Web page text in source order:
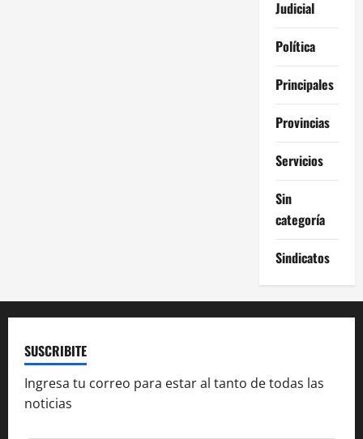
Judicial
Política
Principales
Provincias
Servicios
Sin
categoría
Sindicatos
SUSCRIBITE
Ingresa tu correo para estar al tanto de todas las
noticias